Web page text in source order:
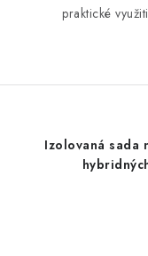
praktické
Izolovaná sada